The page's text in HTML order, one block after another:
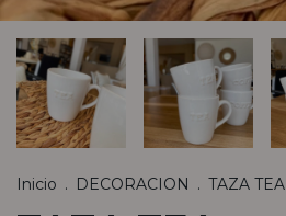
Inicio . DECORACION . TAZA TEA